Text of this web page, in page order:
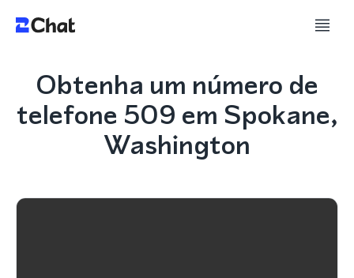
Obtenha um número de
telefone 509 em Spokane,
Washington